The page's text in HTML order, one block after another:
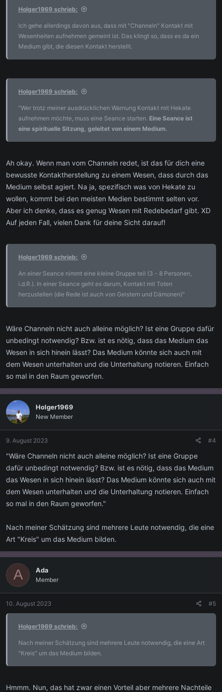
Holger1969 schrieb:
Ich gehe allerdings davon aus, dass mit "Channeln" Kontakt mit
Wesenheiten aufnehmen gemeint ist. Das klingt so, dass es da ein
Medium gibt, die diesen Kontakt herstellt.
Holger1969 schrieb:
"Wer trotz meiner ausdrücklichen Warnung Kontakt mit Hekate
aufnehmen möchte, muss eine Seance starten. Eine Seance ist
eine spirituelle Sitzung, geleitet von einem Medium.
Ah okay. Wenn man vom Channeln redet, ist das für dich eine
bewusste Kontaktherstellung zu einem Wesen, dass durch das
Medium selbst agiert. Na ja, spezifisch was von Hekate zu
wollen, kommt bei den meisten Medien bestimmt selten vor.
Aber ich denke, dass es genug Wesen mit Redebedarf gibt. XD
Auf jeden Fall, vielen Dank für deine Sicht darauf!
Holger1969 schrieb:
An einer Seance nimmt eine kleine Gruppe teil (3 - 8 Personen,
i.d.R.). In einer Seance geht es darum, Kontakt mit Toten
herzustellen (die Rede ist auch von Geistern und Dämonen)"
Wäre Channeln nicht auch alleine möglich? Ist eine Gruppe dafür
unbedingt notwendig? Bzw. ist es nötig, dass das Medium das
Wesen in sich hinein lässt? Das Medium könnte sich auch mit
dem Wesen unterhalten und die Unterhaltung notieren. Einfach
so mal in den Raum geworfen.
Holger1969
New Member
9. August 2023 #4
"Wäre Channeln nicht auch alleine möglich? Ist eine Gruppe
dafür unbedingt notwendig? Bzw. ist es nötig, dass das Medium
das Wesen in sich hinein lässt? Das Medium könnte sich auch mit
dem Wesen unterhalten und die Unterhaltung notieren. Einfach
so mal in den Raum geworfen."
Nach meiner Schätzung sind mehrere Leute notwendig, die eine
Art "Kreis" um das Medium bilden.
A Ada
Member
10. August 2023 #5
Holger1969 schrieb:
Nach meiner Schätzung sind mehrere Leute notwendig, die eine Art
"Kreis" um das Medium bilden.
Hmmm. Nun, das hat zwar einen Vorteil aber mehrere Nachteile